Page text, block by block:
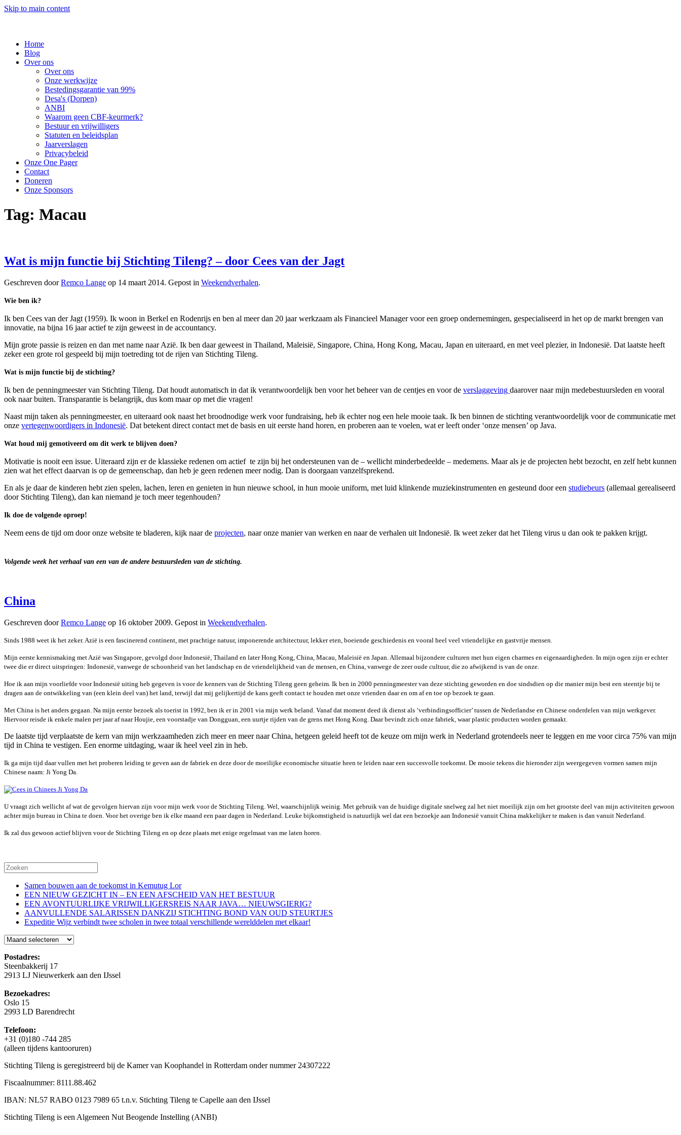
Skip to main content
Home
Blog
Over ons
Over ons
Onze werkwijze
Bestedingsgarantie van 99%
Desa's (Dorpen)
ANBI
Waarom geen CBF-keurmerk?
Bestuur en vrijwilligers
Statuten en beleidsplan
Jaarverslagen
Privacybeleid
Onze One Pager
Contact
Doneren
Onze Sponsors
Tag: Macau
Wat is mijn functie bij Stichting Tileng? – door Cees van der Jagt
Geschreven doorRemco Lange op 14 maart 2014. Gepost in Weekendverhalen.
Wie ben ik?
Ik ben Cees van der Jagt (1959). Ik woon in Berkel en Rodenrijs en ben al meer dan 20 jaar werkzaam als Financieel Manager voor een groep ondernemingen, gespecialiseerd in het op de markt brengen van
innovatie, na bijna 16 jaar actief te zijn geweest in de accountancy.
Mijn grote passie is reizen en dan met name naar Azië. Ik ben daar geweest in Thailand, Maleisië, Singapore, China, Hong Kong, Macau, Japan en uiteraard, en met veel plezier, in Indonesië. Dat laatste heeft
zeker een grote rol gespeeld bij mijn toetreding tot de rijen van Stichting Tileng.
Wat is mijn functie bij de stichting?
Ik ben de penningmeester van Stichting Tileng. Dat houdt automatisch in dat ik verantwoordelijk ben voor het beheer van de centjes en voor de verslaggeving daarover naar mijn medebestuursleden en vooral
ook naar buiten. Transparantie is belangrijk, dus kom maar op met die vragen!
Naast mijn taken als penningmeester, en uiteraard ook naast het broodnodige werk voor fundraising, heb ik echter nog een hele mooie taak. Ik ben binnen de stichting verantwoordelijk voor de communicatie met
onze vertegenwoordigers in Indonesië. Dat betekent direct contact met de basis en uit eerste hand horen, en proberen aan te voelen, wat er leeft onder ‘onze mensen’ op Java.
Wat houd mij gemotiveerd om dit werk te blijven doen?
Motivatie is nooit een issue. Uiteraard zijn er de klassieke redenen om actief te zijn bij het ondersteunen van de – wellicht minderbedeelde – medemens. Maar als je de projecten hebt bezocht, en zelf hebt kunnen
zien wat het effect daarvan is op de gemeenschap, dan heb je geen redenen meer nodig. Dan is doorgaan vanzelfsprekend.
En als je daar de kinderen hebt zien spelen, lachen, leren en genieten in hun nieuwe school, in hun mooie uniform, met luid klinkende muziekinstrumenten en gesteund door een studiebeurs (allemaal gerealiseerd
door Stichting Tileng), dan kan niemand je toch meer tegenhouden?
Ik doe de volgende oproep!
Neem eens de tijd om door onze website te bladeren, kijk naar de projecten, naar onze manier van werken en naar de verhalen uit Indonesië. Ik weet zeker dat het Tileng virus u dan ook te pakken krijgt.
Volgende week het verhaal van een van de andere bestuursleden van de stichting.
China
Geschreven doorRemco Lange op 16 oktober 2009. Gepost in Weekendverhalen.
Sinds 1988 weet ik het zeker. Azië is een fascinerend continent, met prachtige natuur, imponerende architectuur, lekker eten, boeiende geschiedenis en vooral heel veel vriendelijke en gastvrije mensen.
Mijn eerste kennismaking met Azië was Singapore, gevolgd door Indonesië, Thailand en later Hong Kong, China, Macau, Maleisië en Japan. Allemaal bijzondere culturen met hun eigen charmes en eigenaardigheden. In mijn ogen zijn er echter
twee die er direct uitspringen: Indonesië, vanwege de schoonheid van het landschap en de vriendelijkheid van de mensen, en China, vanwege de zeer oude cultuur, die zo afwijkend is van de onze.
Hoe ik aan mijn voorliefde voor Indonesië uiting heb gegeven is voor de kenners van de Stichting Tileng geen geheim. Ik ben in 2000 penningmeester van deze stichting geworden en doe sindsdien op die manier mijn best een steentje bij te
dragen aan de ontwikkeling van (een klein deel van) het land, terwijl dat mij gelijkertijd de kans geeft contact te houden met onze vrienden daar en om af en toe op bezoek te gaan.
Met China is het anders gegaan. Na mijn eerste bezoek als toerist in 1992, ben ik er in 2001 via mijn werk beland. Vanaf dat moment deed ik dienst als ‘verbindingsofficier’ tussen de Nederlandse en Chinese onderdelen van mijn werkgever.
Hiervoor reisde ik enkele malen per jaar af naar Houjie, een voorstadje van Dongguan, een uurtje rijden van de grens met Hong Kong. Daar bevindt zich onze fabriek, waar plastic producten worden gemaakt.
De laatste tijd verplaatste de kern van mijn werkzaamheden zich meer en meer naar China, hetgeen geleid heeft tot de keuze om mijn werk in Nederland grotendeels neer te leggen en me voor circa 75% van mijn
tijd in China te vestigen. Een enorme uitdaging, waar ik heel veel zin in heb.
Ik ga mijn tijd daar vullen met het proberen leiding te geven aan de fabriek en deze door de moeilijke economische situatie heen te leiden naar een succesvolle toekomst. De mooie tekens die hieronder zijn weergegeven vormen samen mijn
Chinese naam: Ji Yong Da.
U vraagt zich wellicht af wat de gevolgen hiervan zijn voor mijn werk voor de Stichting Tileng. Wel, waarschijnlijk weinig. Met gebruik van de huidige digitale snelweg zal het niet moeilijk zijn om het grootste deel van mijn activiteiten gewoon
achter mijn bureau in China te doen. Voor het overige ben ik elke maand een paar dagen in Nederland. Leuke bijkomstigheid is natuurlijk wel dat een bezoekje aan Indonesië vanuit China makkelijker te maken is dan vanuit Nederland.
Ik zal dus gewoon actief blijven voor de Stichting Tileng en op deze plaats met enige regelmaat van me laten horen.
Samen bouwen aan de toekomst in Kemutug Lor
EEN NIEUW GEZICHT IN – EN EEN AFSCHEID VAN HET BESTUUR
EEN AVONTUURLIJKE VRIJWILLIGERSREIS NAAR JAVA… NIEUWSGIERIG?
AANVULLENDE SALARISSEN DANKZIJ STICHTING BOND VAN OUD STEURTJES
Expeditie Wijz verbindt twee scholen in twee totaal verschillende werelddelen met elkaar!
Blog
Postadres:
Steenbakkerij 17
2913 LJ Nieuwerkerk aan den IJssel
Bezoekadres:
Oslo 15
2993 LD Barendrecht
Telefoon:
+31 (0)180 -744 285
(alleen tijdens kantooruren)
Stichting Tileng is geregistreerd bij de Kamer van Koophandel in Rotterdam onder nummer 24307222
Fiscaalnummer: 8111.88.462
IBAN: NL57 RABO 0123 7989 65 t.n.v. Stichting Tileng te Capelle aan den IJssel
Stichting Tileng is een Algemeen Nut Beogende Instelling (ANBI)